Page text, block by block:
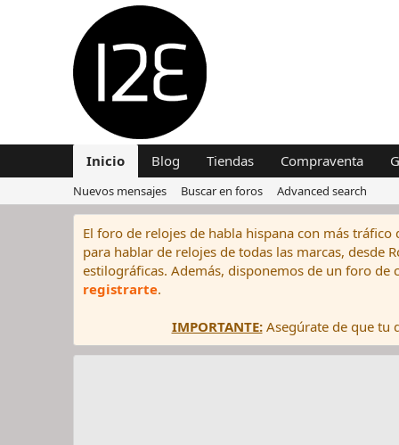
Inicio Blog Tiendas Compraventa
Nuevos mensajes Buscar en foros Advanced search
El foro de relojes de habla hispana con más
para hablar de relojes de todas las marcas, desde
estilográficas. Además, disponemos de un foro
registrarte.
IMPORTANTE:Asegúrate de que tu